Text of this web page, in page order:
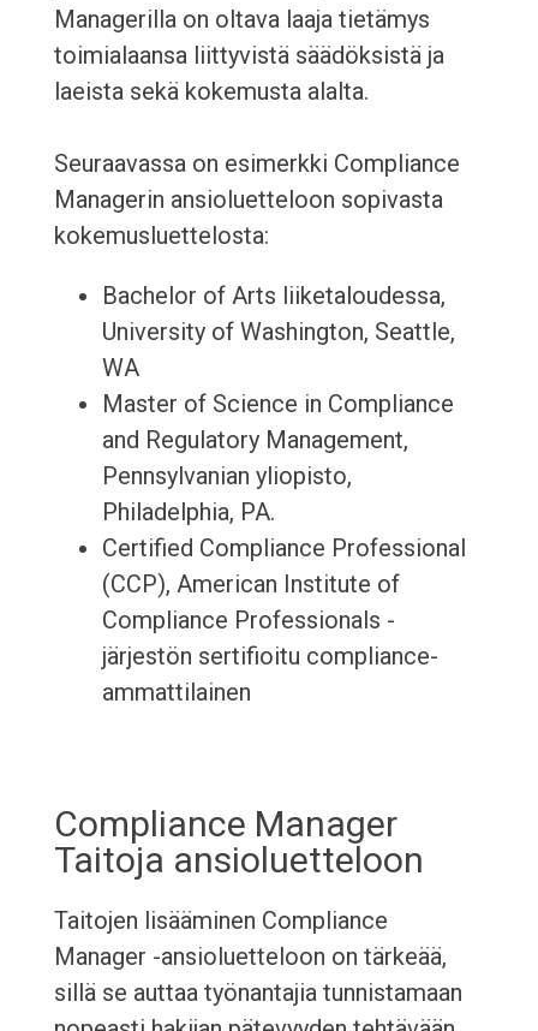
Managerilla on oltava laaja tietämys
toimialaansa liittyvistä säädöksistä ja
laeista sekä kokemusta alalta.
Seuraavassa on esimerkki Compliance
Managerin ansioluetteloon sopivasta
kokemusluettelosta:
Bachelor of Arts liiketaloudessa,
University of Washington, Seattle,
WA
Master of Science in Compliance
and Regulatory Management,
Pennsylvanian yliopisto,
Philadelphia, PA.
Certified Compliance Professional
(CCP), American Institute of
Compliance Professionals -
järjestön sertifioitu compliance-
ammattilainen
Compliance Manager
Taitoja ansioluetteloon
Taitojen lisääminen Compliance
Manager -ansioluetteloon on tärkeää,
sillä se auttaa työnantajia tunnistamaan